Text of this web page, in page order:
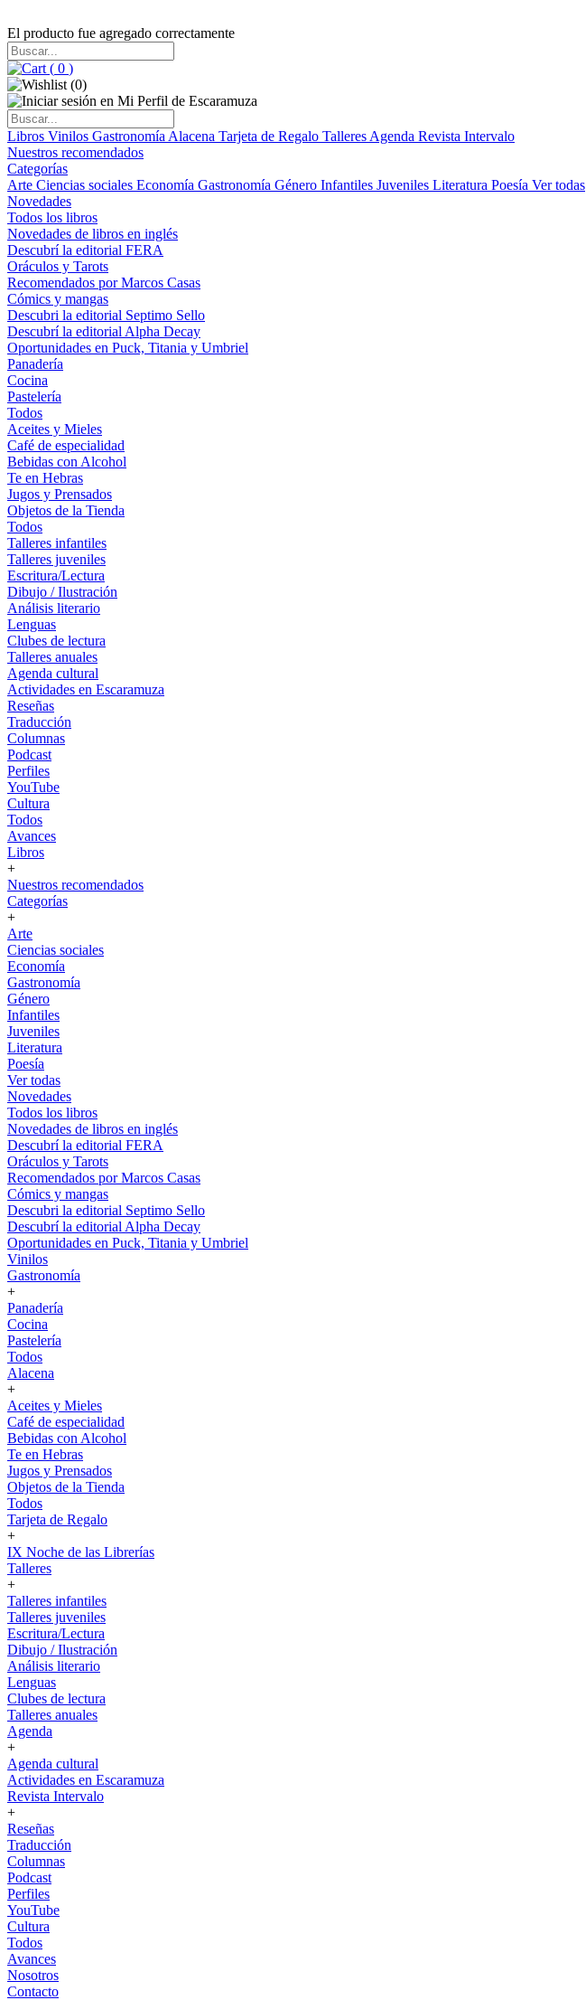
El producto fue agregado correctamente
( 0 )
(0)
Libros Vinilos Gastronomía Alacena Tarjeta de Regalo Talleres Agenda Revista Intervalo
Nuestros recomendados
Categorías
Arte Ciencias sociales Economía Gastronomía Género Infantiles Juveniles Literatura Poesía Ver todas
Novedades
Todos los libros
Novedades de libros en inglés
Descubrí la editorial FERA
Oráculos y Tarots
Recomendados por Marcos Casas
Cómics y mangas
Descubri la editorial Septimo Sello
Descubrí la editorial Alpha Decay
Oportunidades en Puck, Titania y Umbriel
Panadería
Cocina
Pastelería
Todos
Aceites y Mieles
Café de especialidad
Bebidas con Alcohol
Te en Hebras
Jugos y Prensados
Objetos de la Tienda
Todos
Talleres infantiles
Talleres juveniles
Escritura/Lectura
Dibujo / Ilustración
Análisis literario
Lenguas
Clubes de lectura
Talleres anuales
Agenda cultural
Actividades en Escaramuza
Reseñas
Traducción
Columnas
Podcast
Perfiles
YouTube
Cultura
Todos
Avances
Libros
+
Nuestros recomendados
Categorías
+
Arte
Ciencias sociales
Economía
Gastronomía
Género
Infantiles
Juveniles
Literatura
Poesía
Ver todas
Novedades
Todos los libros
Novedades de libros en inglés
Descubrí la editorial FERA
Oráculos y Tarots
Recomendados por Marcos Casas
Cómics y mangas
Descubri la editorial Septimo Sello
Descubrí la editorial Alpha Decay
Oportunidades en Puck, Titania y Umbriel
Vinilos
Gastronomía
+
Panadería
Cocina
Pastelería
Todos
Alacena
+
Aceites y Mieles
Café de especialidad
Bebidas con Alcohol
Te en Hebras
Jugos y Prensados
Objetos de la Tienda
Todos
Tarjeta de Regalo
+
IX Noche de las Librerías
Talleres
+
Talleres infantiles
Talleres juveniles
Escritura/Lectura
Dibujo / Ilustración
Análisis literario
Lenguas
Clubes de lectura
Talleres anuales
Agenda
+
Agenda cultural
Actividades en Escaramuza
Revista Intervalo
+
Reseñas
Traducción
Columnas
Podcast
Perfiles
YouTube
Cultura
Todos
Avances
Nosotros
Contacto